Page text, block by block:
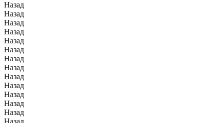
Назад
Назад
Назад
Назад
Назад
Назад
Назад
Назад
Назад
Назад
Назад
Назад
Назад
Назад